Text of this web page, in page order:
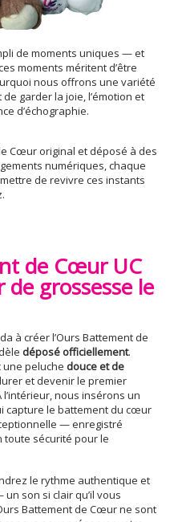
de moments uniques — et
moments méritent d’être
nous offrons une variété
garder la joie, l’émotion et
d’échographie.
Cœur original et déposé à des
numériques, chaque
de revivre ces instants
de Cœur UC
de grossesse le
à créer l’Ours Battement de
déposé officiellement.
peluche douce et de
et devenir le premier
nous insérons un
capture le battement du cœur
— enregistré
toute sécurité pour le
le rythme authentique et
son si clair qu’il vous
Battement de Cœur ne sont